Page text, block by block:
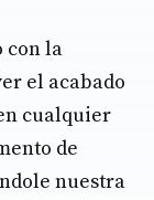
con la
el acabado
cualquier
de
nuestra